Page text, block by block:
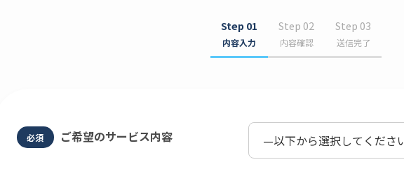
Step 01
内容入力
Step 02
内容確認
Step 03
送信完了
必須 ご希望のサービス内容